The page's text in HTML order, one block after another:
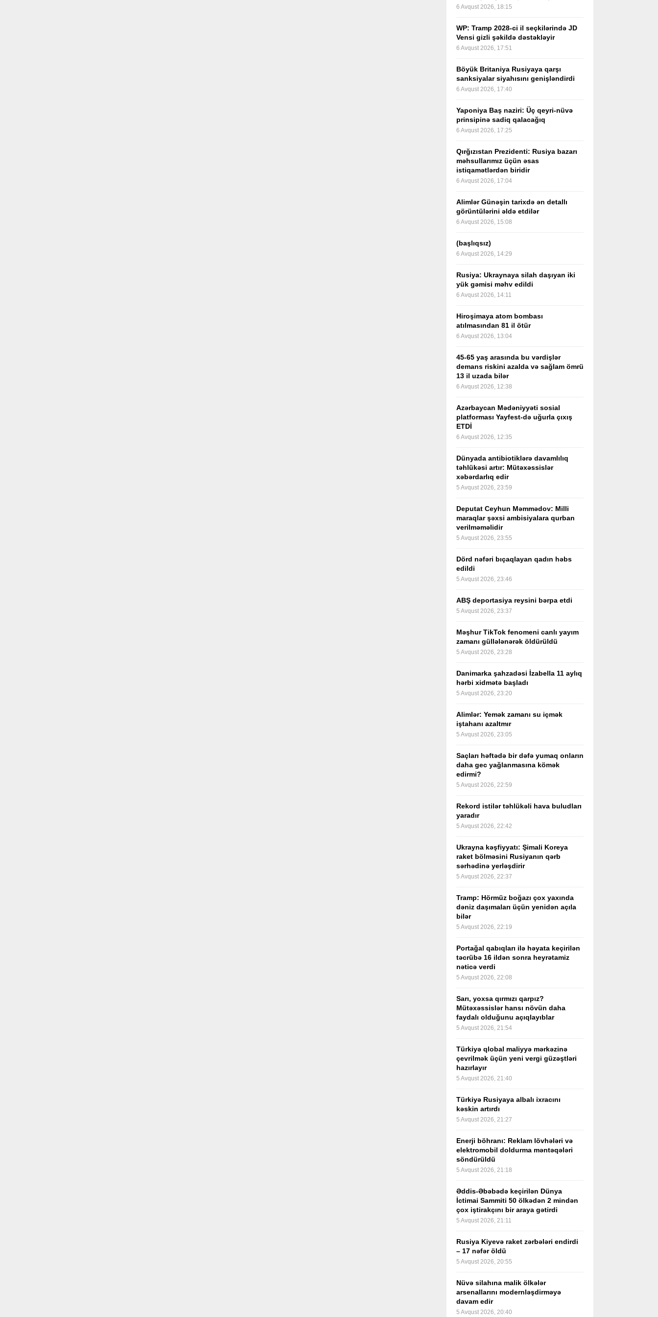
6 Avqust 2026, 18:15
WP: Tramp 2028-ci il seçkilərində JD
Vensi gizli şəkildə dəstəkləyir
6 Avqust 2026, 17:51
Böyük Britaniya Rusiyaya qarşı
sanksiyalar siyahısını genişləndirdi
6 Avqust 2026, 17:40
Yaponiya Baş naziri: Üç qeyri-nüvə
prinsipinə sadiq qalacağıq
6 Avqust 2026, 17:25
Qırğızıstan Prezidenti: Rusiya bazarı
məhsullarımız üçün əsas
istiqamətlərdən biridir
6 Avqust 2026, 17:04
Alimlər Günəşin tarixdə ən detallı
görüntülərini əldə etdilər
6 Avqust 2026, 15:08
(başlıqsız)
6 Avqust 2026, 14:29
Rusiya: Ukraynaya silah daşıyan iki
yük gəmisi məhv edildi
6 Avqust 2026, 14:11
Hiroşimaya atom bombası
atılmasından 81 il ötür
6 Avqust 2026, 13:04
45-65 yaş arasında bu vərdişlər
demans riskini azalda və sağlam ömrü
13 il uzada bilər
6 Avqust 2026, 12:38
Azərbaycan Mədəniyyəti sosial
platforması Yayfest-də uğurla çıxış
ETDİ
6 Avqust 2026, 12:35
Dünyada antibiotiklərə davamlılıq
təhlükəsi artır: Mütəxəssislər
xəbərdarlıq edir
5 Avqust 2026, 23:59
Deputat Ceyhun Məmmədov: Milli
maraqlar şəxsi ambisiyalara qurban
verilməməlidir
5 Avqust 2026, 23:55
Dörd nəfəri bıçaqlayan qadın həbs
edildi
5 Avqust 2026, 23:46
ABŞ deportasiya reysini bərpa etdi
5 Avqust 2026, 23:37
Məşhur TikTok fenomeni canlı yayım
zamanı güllələnərək öldürüldü
5 Avqust 2026, 23:28
Danimarka şahzadəsi İzabella 11 aylıq
hərbi xidmətə başladı
5 Avqust 2026, 23:20
Alimlər: Yemək zamanı su içmək
iştahanı azaltmır
5 Avqust 2026, 23:05
Saçları həftədə bir dəfə yumaq onların
daha gec yağlanmasına kömək
edirmi?
5 Avqust 2026, 22:59
Rekord istilər təhlükəli hava buludları
yaradır
5 Avqust 2026, 22:42
Ukrayna kəşfiyyatı: Şimali Koreya
raket bölməsini Rusiyanın qərb
sərhədinə yerləşdirir
5 Avqust 2026, 22:37
Tramp: Hörmüz boğazı çox yaxında
dəniz daşımaları üçün yenidən açıla
bilər
5 Avqust 2026, 22:19
Portağal qabıqları ilə həyata keçirilən
təcrübə 16 ildən sonra heyrətamiz
nəticə verdi
5 Avqust 2026, 22:08
Sarı, yoxsa qırmızı qarpız?
Mütəxəssislər hansı növün daha
faydalı olduğunu açıqlayıblar
5 Avqust 2026, 21:54
Türkiyə qlobal maliyyə mərkəzinə
çevrilmək üçün yeni vergi güzəştləri
hazırlayır
5 Avqust 2026, 21:40
Türkiyə Rusiyaya albalı ixracını
kəskin artırdı
5 Avqust 2026, 21:27
Enerji böhranı: Reklam lövhələri və
elektromobil doldurma məntəqələri
söndürüldü
5 Avqust 2026, 21:18
Əddis-Əbəbədə keçirilən Dünya
İctimai Sammiti 50 ölkədən 2 mindən
çox iştirakçını bir araya gətirdi
5 Avqust 2026, 21:11
Rusiya Kiyevə raket zərbələri endirdi
– 17 nəfər öldü
5 Avqust 2026, 20:55
Nüvə silahına malik ölkələr
arsenallarını modernləşdirməyə
davam edir
5 Avqust 2026, 20:40